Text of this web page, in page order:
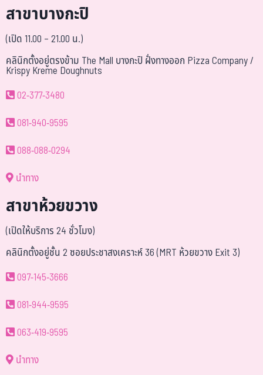
สาขาบางกะปิ
(เปิด 11.00 – 21.00 น.)
คลินิกตั้งอยู่ตรงข้าม The Mall บางกะปิ ฝั่งทางออก Pizza Company /
Krispy Kreme Doughnuts
02-377-3480
081-940-9595
088-088-0294
นำทาง
สาขาห้วยขวาง
(เปิดให้บริการ 24 ชั่วโมง)
คลินิกตั้งอยู่ชั้น 2 ซอยประชาสงเคราะห์ 36 (MRT ห้วยขวาง Exit 3)
097-145-3666
081-944-9595
063-419-9595
นำทาง